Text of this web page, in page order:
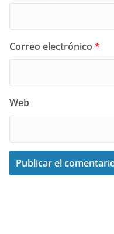
Correo electrónico *
Web